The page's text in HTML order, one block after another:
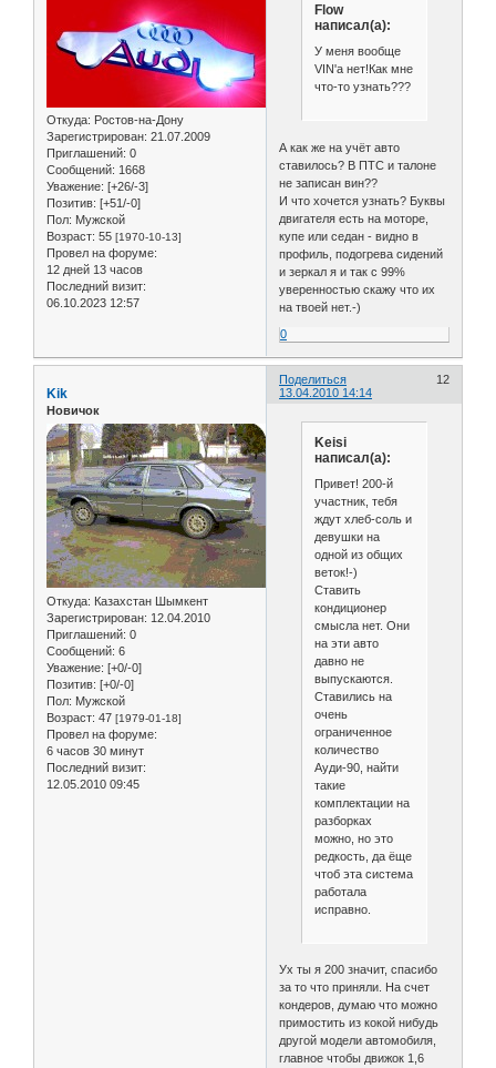
Откуда: Ростов-на-Дону
Зарегистрирован: 21.07.2009
Приглашений: 0
Сообщений: 1668
Уважение: [+26/-3]
Позитив: [+51/-0]
Пол: Мужской
Возраст: 55 [1970-10-13]
Провел на форуме:
12 дней 13 часов
Последний визит:
06.10.2023 12:57
Flow
написал(а):
У меня вообще
VIN'a нет!Как мне
что-то узнать???
А как же на учёт авто
ставилось? В ПТС и талоне
не записан вин??
И что хочется узнать? Буквы
двигателя есть на моторе,
купе или седан - видно в
профиль, подогрева сидений
и зеркал я и так с 99%
уверенностью скажу что их
на твоей нет.-)
0
Поделиться
12
13.04.2010 14:14
Kik
Новичок
Откуда: Казахстан Шымкент
Зарегистрирован: 12.04.2010
Приглашений: 0
Сообщений: 6
Уважение: [+0/-0]
Позитив: [+0/-0]
Пол: Мужской
Возраст: 47 [1979-01-18]
Провел на форуме:
6 часов 30 минут
Последний визит:
12.05.2010 09:45
Keisi
написал(а):
Привет! 200-й
участник, тебя
ждут хлеб-соль и
девушки на
одной из общих
веток!-)
Ставить
кондиционер
смысла нет. Они
на эти авто
давно не
выпускаются.
Ставились на
очень
ограниченное
количество
Ауди-90, найти
такие
комплектации на
разборках
можно, но это
редкость, да ёще
чтоб эта система
работала
исправно.
Ух ты я 200 значит, спасибо
за то что приняли. На счет
кондеров, думаю что можно
примостить из кокой нибудь
другой модели автомобиля,
главное чтобы движок 1,6